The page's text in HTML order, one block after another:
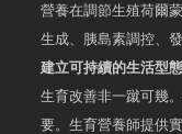
營養在調節生殖荷爾
生成、胰島素調控、
建立可持續的生活型
生育改善非一蹴可幾
要。生育營養師提供